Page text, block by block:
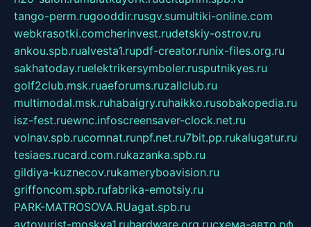
tango-perm.rugooddir.rusgv.sumultiki-online.com
webkrasotki.comcherinvest.rudetskiy-ostrov.ru
ankou.spb.rualvesta1.rupdf-creator.runix-files.org.ru
sakhatoday.ruelektrikersymboler.rusputnikyes.ru
golf2club.msk.ruaeforums.ruzallclub.ru
multimodal.msk.ruhabaigry.ruhaikko.rusobakopedia.ru
isz-fest.ruewnc.infoscreensaver-clock.net.ru
volnav.spb.rucomnat.runpf.net.ru7bit.pp.rukalugatur.ru
tesiaes.rucard.com.rukazanka.spb.ru
gildiya-kuznecov.rukameryboavision.ru
griffoncom.spb.rufabrika-emotsiy.ru
PARK-MATROSOVA.RUagat.spb.ru